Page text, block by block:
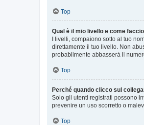
Top
Qual è il mio livello e come
I livelli, compaiono sotto al tuo
direttamente il tuo livello. Non
probabilmente abbasserà il
Top
Perché quando clicco sul
Solo gli utenti registrati possono
prevenire un uso scorretto o
Top